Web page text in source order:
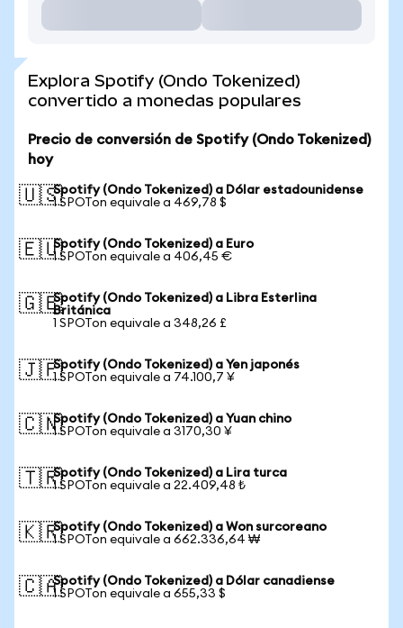
Explora Spotify (Ondo Tokenized)
convertido a monedas populares
Precio de conversión de Spotify (Ondo Tokenized)
hoy
🇺🇸Spotify (Ondo Tokenized) a Dólar estadounidense
1 SPOTon equivale a 469,78 $
🇪🇺Spotify (Ondo Tokenized) a Euro
1 SPOTon equivale a 406,45 €
🇬🇧Spotify (Ondo Tokenized) a Libra Esterlina
Británica
1 SPOTon equivale a 348,26 £
🇯🇵Spotify (Ondo Tokenized) a Yen japonés
1 SPOTon equivale a 74.100,7 ¥
🇨🇳Spotify (Ondo Tokenized) a Yuan chino
1 SPOTon equivale a 3170,30 ¥
🇹🇷Spotify (Ondo Tokenized) a Lira turca
1 SPOTon equivale a 22.409,48 ₺
🇰🇷Spotify (Ondo Tokenized) a Won surcoreano
1 SPOTon equivale a 662.336,64 ₩
🇨🇦Spotify (Ondo Tokenized) a Dólar canadiense
1 SPOTon equivale a 655,33 $